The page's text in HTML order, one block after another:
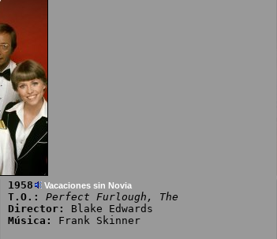
1958 Vacaciones sin Novia
T.O.:
Perfect Furlough, The
Director:
Blake Edwards
Música:
Frank Skinner